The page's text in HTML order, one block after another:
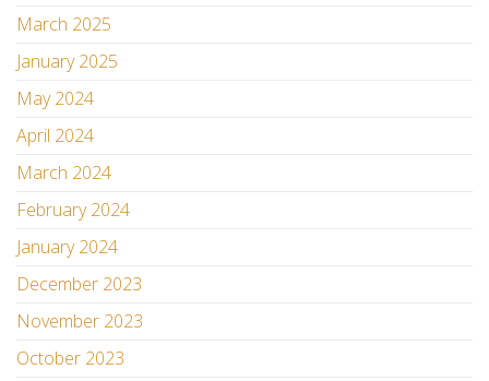
March 2025
January 2025
May 2024
April 2024
March 2024
February 2024
January 2024
December 2023
November 2023
October 2023